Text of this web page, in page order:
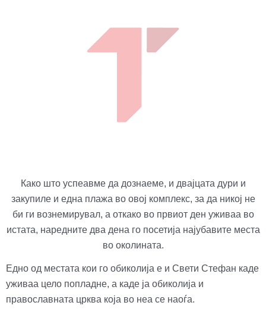
Како што успеавме да дознаеме, и двајцата дури и
закупиле и една плажа во овој комплекс, за да никој не
би ги вознемирувал, а откако во првиот ден уживаа во
истата, наредните два дена го посетија најубавите места
во околината.
Едно од местата кои го обиколија е и Свети Стефан каде
уживаа цело попладне, а каде ја обиколија и
православната црква која во неа се наоѓа.